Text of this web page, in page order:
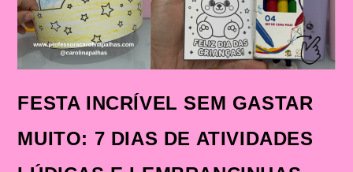
FESTA INCRÍVEL SEM GASTAR
MUITO: 7 DIAS DE ATIVIDADES